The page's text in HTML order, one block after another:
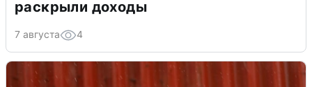
раскрыли доходы
7 августа 4